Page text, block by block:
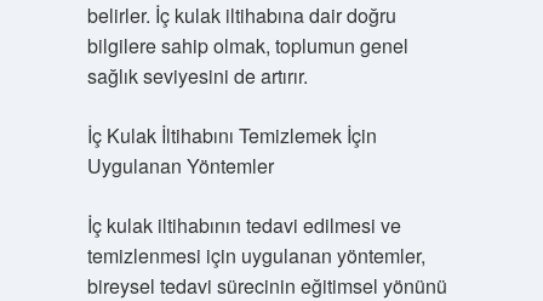
belirler. İç kulak iltihabına dair doğru
bilgilere sahip olmak, toplumun genel
sağlık seviyesini de artırır.
İç Kulak İltihabını Temizlemek İçin
Uygulanan Yöntemler
İç kulak iltihabının tedavi edilmesi ve
temizlenmesi için uygulanan yöntemler,
bireysel tedavi sürecinin eğitimsel yönünü